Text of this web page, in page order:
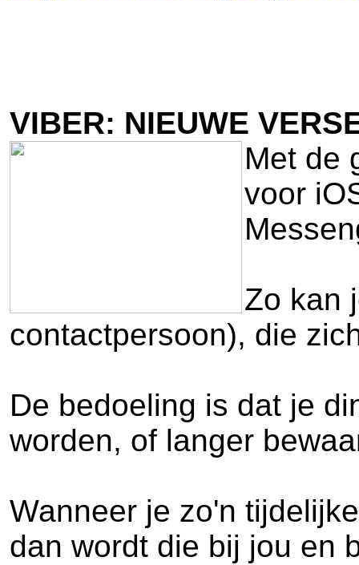
VIBER: NIEUWE
Met de
voor
Zo kan
contactpersoon), die
De bedoeling is dat je
worden, of langer
Wanneer je zo'n
dan wordt die bij jou en